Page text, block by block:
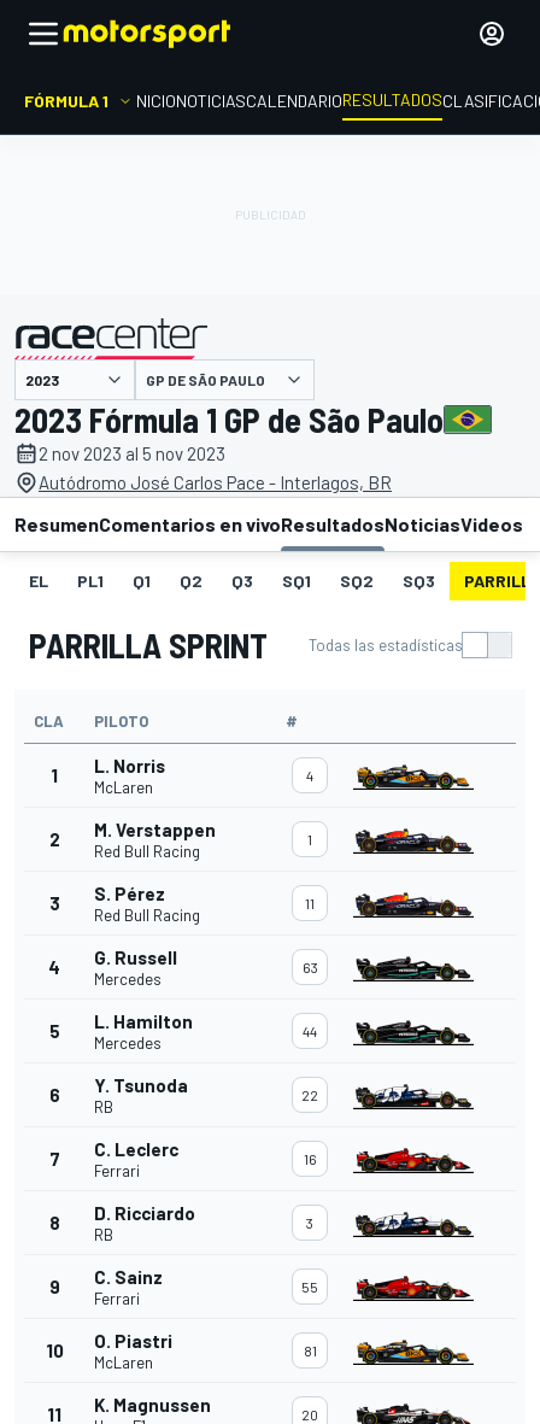
FÓRMULA 1 INICIONOTICIASCALENDARIORESULTADOS
presentado por GP DE SÃO PAULO
2023 Fórmula 1 GP de São Paulo
2 nov 2023 al 5 nov 2023
Autódromo José Carlos Pace - Interlagos, BR
ResumenComentarios en vivoResultadosNoticiasVideos
EL PL1 Q1 Q2 Q3 SQ1 SQ2 SQ3
PARRILLA SPRINT Todas las estadísticas
CLA PILOTO #
1 L. Norris
McLaren
4
2 M. Verstappen
Red Bull Racing
1
3 S. Pérez
Red Bull Racing
11
4 G. Russell
Mercedes
63
5 L. Hamilton
Mercedes
44
6 Y. Tsunoda
RB
22
7 C. Leclerc
Ferrari
16
8 D. Ricciardo
RB
3
9 C. Sainz
Ferrari
55
10 O. Piastri
McLaren
81
11 K. Magnussen 20